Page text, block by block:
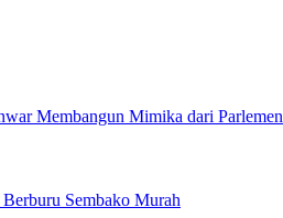
Membangun Mimika dari Parlemen
Sembako Murah